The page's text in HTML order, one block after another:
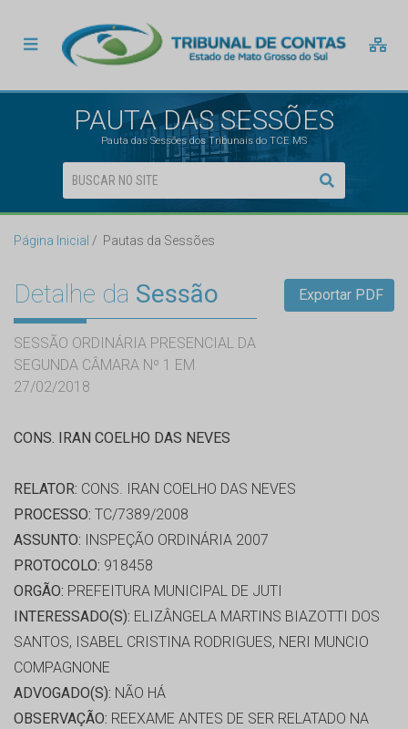
PAUTA DAS SESSÕES
Pauta das Sessões dos Tribunais do TCE MS
Página Inicial Pautas da Sessões
Detalhe da Sessão
SESSÃO ORDINÁRIA PRESENCIAL DA
SEGUNDA CÂMARA Nº 1 EM
27/02/2018
Exportar PDF
CONS. IRAN COELHO DAS NEVES
RELATOR: CONS. IRAN COELHO DAS NEVES
PROCESSO: TC/7389/2008
ASSUNTO: INSPEÇÃO ORDINÁRIA 2007
PROTOCOLO: 918458
ORGÃO: PREFEITURA MUNICIPAL DE JUTI
INTERESSADO(S): ELIZÂNGELA MARTINS BIAZOTTI DOS
SANTOS, ISABEL CRISTINA RODRIGUES, NERI MUNCIO
COMPAGNONE
ADVOGADO(S): NÃO HÁ
OBSERVAÇÃO: REEXAME ANTES DE SER RELATADO NA